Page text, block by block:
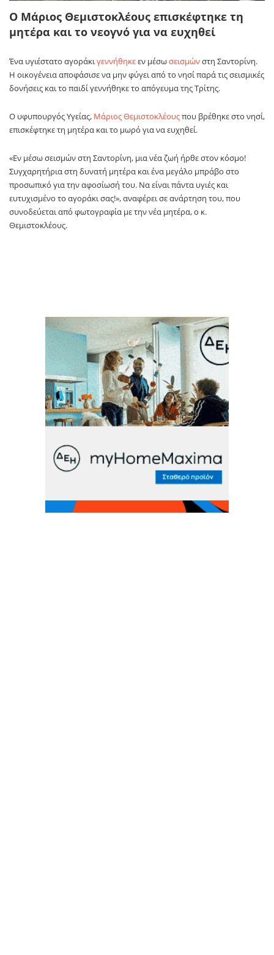
Ο Μάριος Θεμιστοκλέους επισκέφτηκε τη
μητέρα και το νεογνό για να ευχηθεί
Ένα υγιέστατο αγοράκιγεννήθηκεεν μέσωσεισμώνστη Σαντορίνη.
Η οικογένεια αποφάσισε να μην φύγει από το νησί παρά τις σεισμικές
δονήσεις και το παιδί γεννήθηκε το απόγευμα της Τρίτης.
Ο υφυπουργός Υγείας, Μάριος Θεμιστοκλέουςπου βρέθηκε στο νησί,
επισκέφτηκε τη μητέρα και το μωρό για να ευχηθεί.
«Εν μέσω σεισμών στη Σαντορίνη, μια νέα ζωή ήρθε στον κόσμο!
Συγχαρητήρια στη δυνατή μητέρα και ένα μεγάλο μπράβο στο
προσωπικό για την αφοσίωσή του. Να είναι πάντα υγιές και
ευτυχισμένο το αγοράκι σας!», αναφέρει σε ανάρτηση του, που
συνοδεύεται από φωτογραφία με την νέα μητέρα, ο κ.
Θεμιστοκλέους.